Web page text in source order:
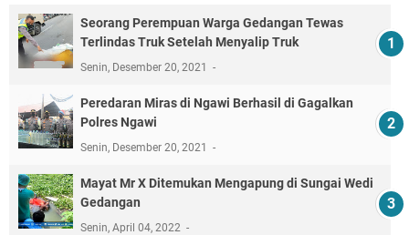
Seorang Perempuan Warga Gedangan Tewas
Terlindas Truk Setelah Menyalip Truk
Senin, Desember 20, 2021
Peredaran Miras di Ngawi Berhasil di Gagalkan
Polres Ngawi
Senin, Desember 20, 2021
Mayat Mr X Ditemukan Mengapung di Sungai Wedi
Gedangan
Senin, April 04, 2022